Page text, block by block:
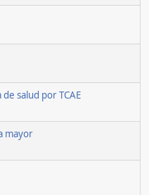
salud por TCAE
mayor